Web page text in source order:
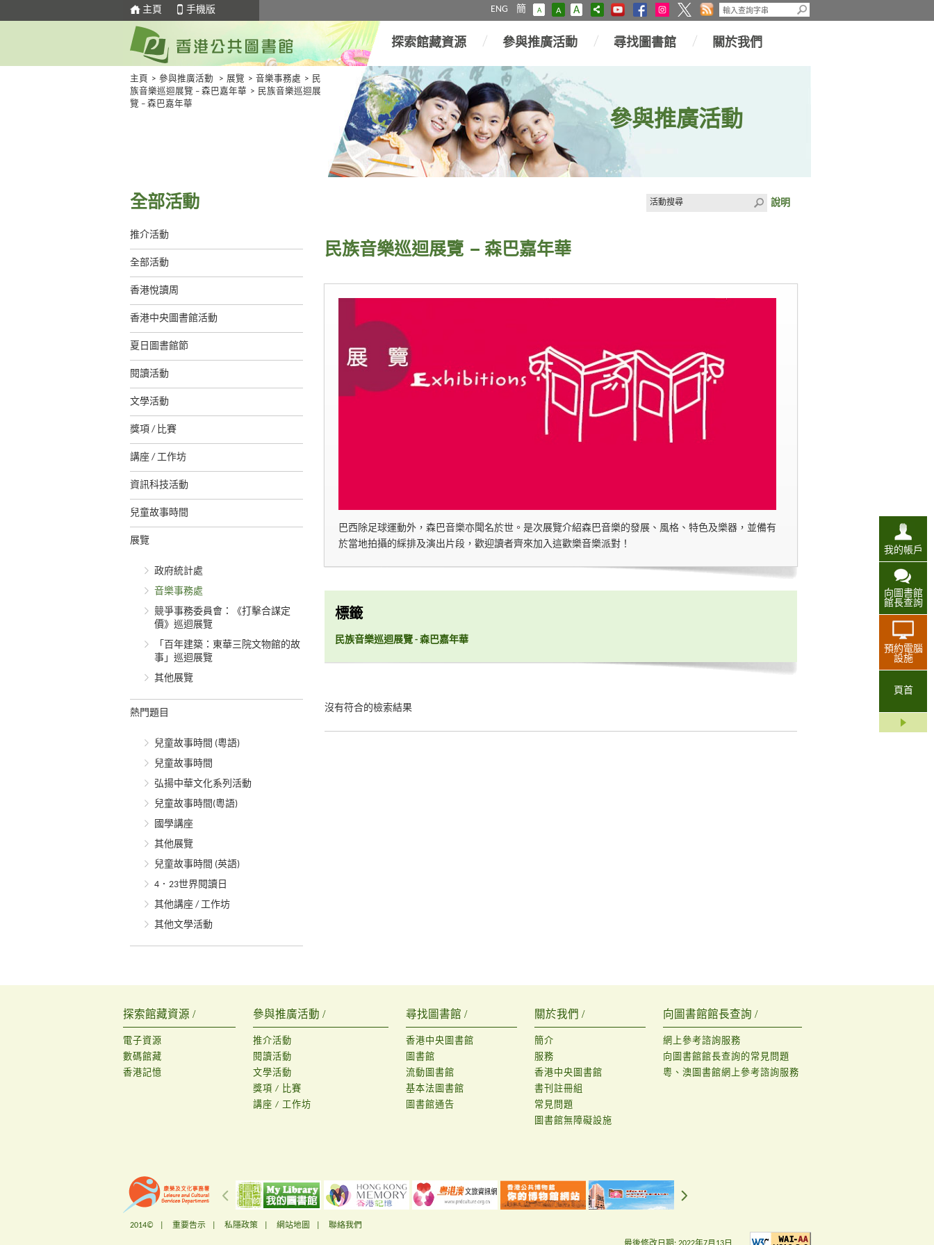
主頁 手機版 ENG 簡 A A A
我的帳戶
向圖書館
館長查詢
預約電腦
設施
頁首
探索館藏資源 參與推廣活動 尋找圖書館 關於我們
主頁 > 參與推廣活動 > 展覽 > 音樂事務處 > 民
族音樂巡迴展覽 – 森巴嘉年華 > 民族音樂巡迴展
覽 – 森巴嘉年華
參與推廣活動
全部活動
推介活動
全部活動
香港悅讀周
香港中央圖書館活動
夏日圖書館節
閱讀活動
文學活動
獎項 / 比賽
講座 / 工作坊
資訊科技活動
兒童故事時間
展覽
政府統計處
音樂事務處
競爭事務委員會：《打擊合謀定
價》巡迴展覽
「百年建築：東華三院文物館的故
事」巡迴展覽
其他展覽
熱門題目
兒童故事時間 (粵語)
兒童故事時間
弘揚中華文化系列活動
兒童故事時間(粵語)
國學講座
其他展覽
兒童故事時間 (英語)
4．23世界閱讀日
其他講座 / 工作坊
其他文學活動
說明
民族音樂巡迴展覽 – 森巴嘉年華
巴西除足球運動外，森巴音樂亦聞名於世。是次展覽介紹森巴音樂的發展、風格、特色及樂器，並備有
於當地拍攝的綵排及演出片段，歡迎讀者齊來加入這歡樂音樂派對！
標籤
民族音樂巡迴展覽 - 森巴嘉年華
沒有符合的檢索結果
探索館藏資源 /
電子資源
數碼館藏
香港記憶
參與推廣活動 /
推介活動
閱讀活動
文學活動
獎項 / 比賽
講座 / 工作坊
尋找圖書館 /
香港中央圖書館
圖書館
流動圖書館
基本法圖書館
圖書館通告
關於我們 /
簡介
服務
香港中央圖書館
書刊註冊組
常見問題
圖書館無障礙設施
向圖書館館長查詢 /
網上參考諮詢服務
向圖書館館長查詢的常見問題
粵、澳圖書館網上參考諮詢服務
2014© | 重要告示 私隱政策 網站地圖 聯絡我們